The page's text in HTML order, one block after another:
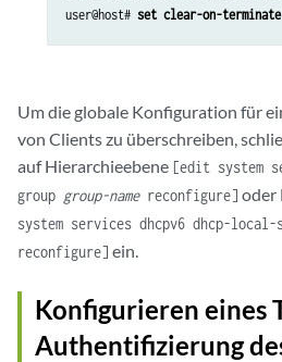
user@host# set clear-on-terminate
Um die globale Konfiguration für
von Clients zu überschreiben,
auf Hierarchieebene [edit system
group group-namereconfigure] oder
system services dhcpv6 dhcp-local-
reconfigure] ein.
Konfigurieren eines
Authentifizierung